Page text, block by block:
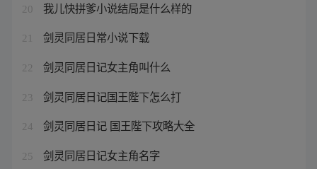
20 我儿快拼爹小说结局是什么样的
21 剑灵同居日常小说下载
22 剑灵同居日记女主角叫什么
23 剑灵同居日记国王陛下怎么打
24 剑灵同居日记 国王陛下攻略大全
25 剑灵同居日记女主角名字